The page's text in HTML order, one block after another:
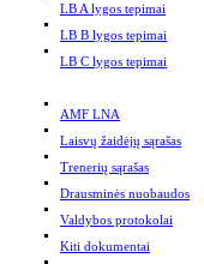
LB A lygos tepimai
LB B lygos tepimai
LB C lygos tepimai
AMF LNA
Laisvų žaidėjų sąrašas
Trenerių sąrašas
Drausminės nuobaudos
Valdybos protokolai
Kiti dokumentai